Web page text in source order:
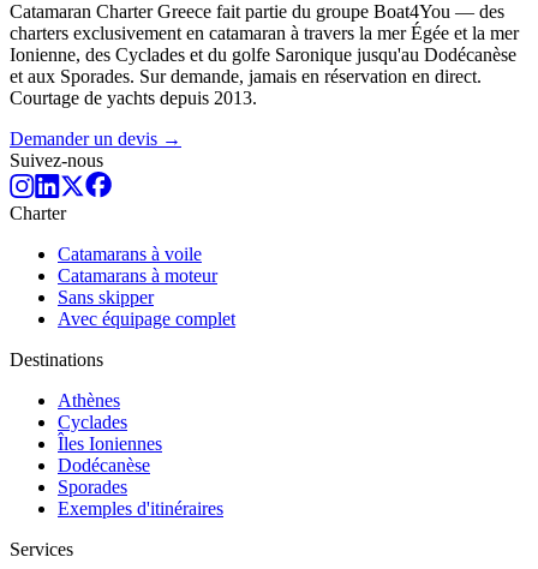
Catamaran Charter Greece fait partie du groupe Boat4You — des
charters exclusivement en catamaran à travers la mer Égée et la mer
Ionienne, des Cyclades et du golfe Saronique jusqu'au Dodécanèse
et aux Sporades. Sur demande, jamais en réservation en direct.
Courtage de yachts depuis 2013.
Demander un devis →
Suivez-nous
Charter
Catamarans à voile
Catamarans à moteur
Sans skipper
Avec équipage complet
Destinations
Athènes
Cyclades
Îles Ioniennes
Dodécanèse
Sporades
Exemples d'itinéraires
Services